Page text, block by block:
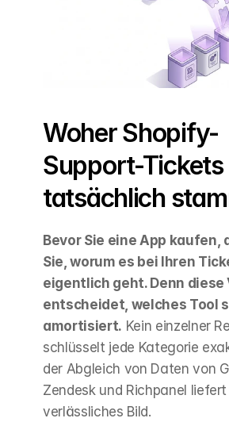
Woher Shopify-
Support-Tickets
tatsächlich
Bevor Sie eine App kaufen,
Sie, worum es bei Ihren
eigentlich geht. Denn diese
entscheidet, welches Tool
amortisiert. Kein einzelner
schlüsselt jede Kategorie
der Abgleich von Daten von
Zendesk und Richpanel liefert
verlässliches Bild.